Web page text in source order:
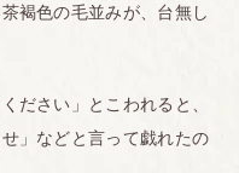
褐色の毛並みが、台無し
ださい」とこわれると、
」などと言って戯れたの